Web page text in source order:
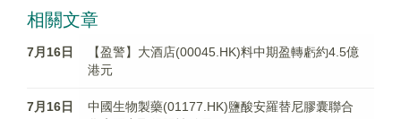
相關文章
7月16日
【盈警】大酒店(00045.HK)料中期盈轉虧約4.5億
港元
7月16日
中國生物製藥(01177.HK)鹽酸安羅替尼膠囊聯合